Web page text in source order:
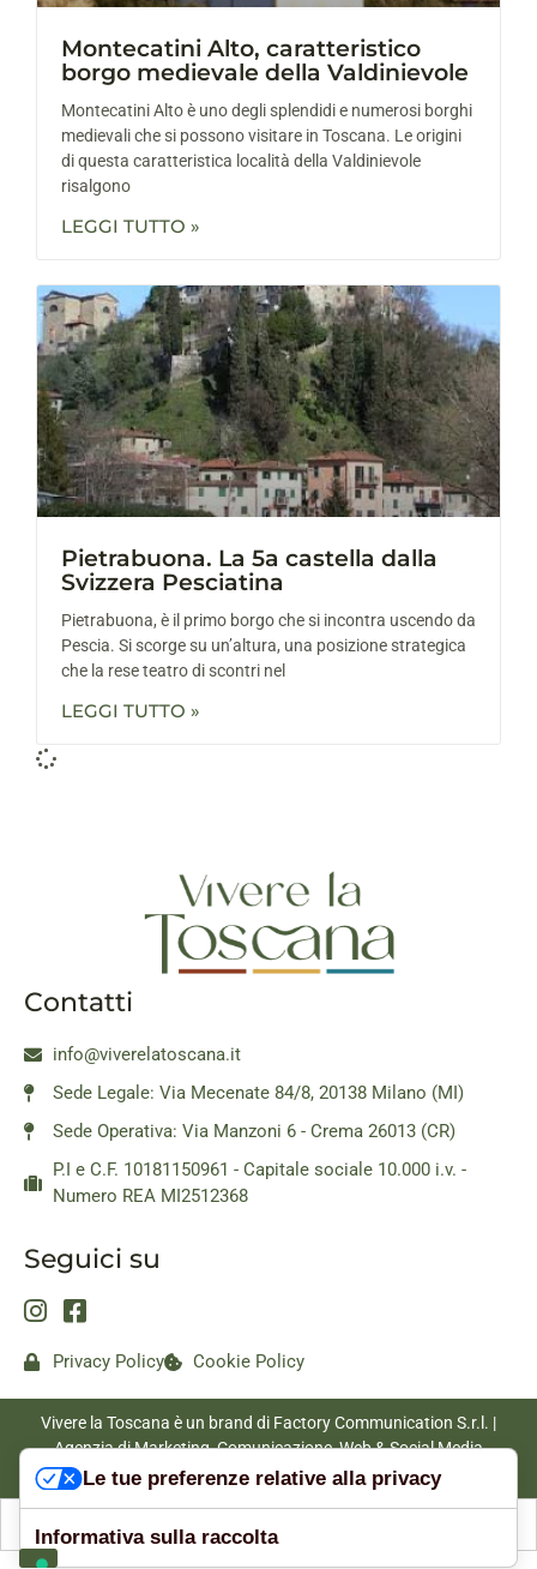
Montecatini Alto, caratteristico
borgo medievale della Valdinievole
Montecatini Alto è uno degli splendidi e numerosi borghi
medievali che si possono visitare in Toscana. Le origini
di questa caratteristica località della Valdinievole
risalgono
LEGGI TUTTO »
Pietrabuona. La 5a castella dalla
Svizzera Pesciatina
Pietrabuona, è il primo borgo che si incontra uscendo da
Pescia. Si scorge su un’altura, una posizione strategica
che la rese teatro di scontri nel
LEGGI TUTTO »
Contatti
info@viverelatoscana.it
Sede Legale: Via Mecenate 84/8, 20138 Milano (MI)
Sede Operativa: Via Manzoni 6 - Crema 26013 (CR)
P.I e C.F. 10181150961 - Capitale sociale 10.000 i.v. -
Numero REA MI2512368
Seguici su
Privacy Policy Cookie Policy
Vivere la Toscana è un brand di Factory Communication S.r.l. |
Agenzia di Marketing, Comunicazione, Web & Social Media
|www.factorycommunication.it
Le tue preferenze relative alla privacy
Informativa sulla raccolta